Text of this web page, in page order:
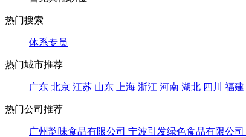
热门搜索
体系专员
热门城市推荐
广东 北京 江苏 山东 上海 浙江 河南 湖北 四川 福建
热门公司推荐
广州韵味食品有限公司 宁波引发绿色食品有限公司